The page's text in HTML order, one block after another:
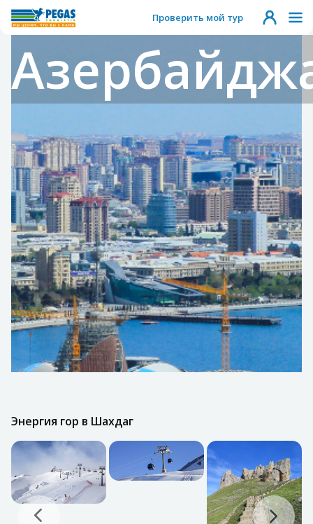
Проверить мой тур
Энергия гор в Шахдаг